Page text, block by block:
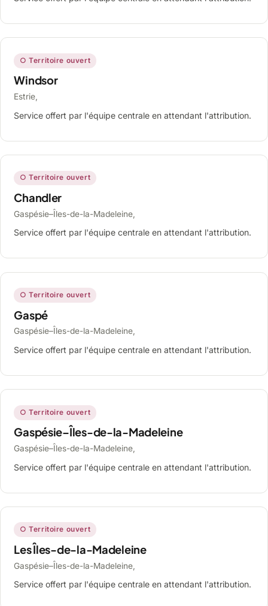
○ Territoire ouvert
Windsor
Estrie,
Service offert par l'équipe centrale en attendant l'attribution.
○ Territoire ouvert
Chandler
Gaspésie–Îles-de-la-Madeleine,
Service offert par l'équipe centrale en attendant l'attribution.
○ Territoire ouvert
Gaspé
Gaspésie–Îles-de-la-Madeleine,
Service offert par l'équipe centrale en attendant l'attribution.
○ Territoire ouvert
Gaspésie–Îles-de-la-Madeleine
Gaspésie–Îles-de-la-Madeleine,
Service offert par l'équipe centrale en attendant l'attribution.
○ Territoire ouvert
Les Îles-de-la-Madeleine
Gaspésie–Îles-de-la-Madeleine,
Service offert par l'équipe centrale en attendant l'attribution.